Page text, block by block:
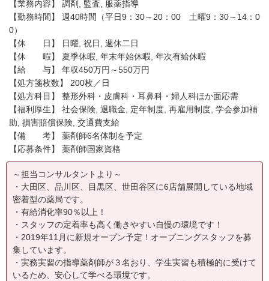
【業務内容】 調剤, 監査, 服薬指導
【勤務時間】 週40時間（平日9：30～20：00 土曜9：30～14：0
0）
【休 日】 日曜, 祝日, 週休二日
【休 暇】 夏季休暇, 年末年始休暇, 年次有給休暇
【給 与】 年収450万円～550万円
【処方箋枚数】 200枚／日
【処方科目】 整形外科・皮膚科・耳鼻科・婦人科ほか面応需
【福利厚生】 社会保険, 退職金, 定年制度, 再雇用制度, 学会参加補
助, 損害賠償保険, 交通費支給
【備 考】 薬剤師6名体制を予定
【応募条件】 薬剤師国家資格
～担当コンサルタントより～
・大田区、品川区、目黒区、世田谷区に6店舗展開している地域
密着型の薬局です。
・有給消化率90％以上！
・スタッフの定着率も高く働きやすい自慢の環境です！
・2019年11月に新規オープン予定！オープニングスタッフを募
集しています。
・実務実習の指導薬剤師が３名おり、学生実習も積極的に受けて
いるため、安心して学べる環境です。